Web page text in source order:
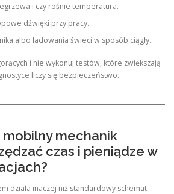
i czy rośnie temperatura.
dźwięki przy pracy.
albo ładowania świeci w sposób ciągły.
i nie wykonuj testów, które zwiększają
liczy się bezpieczeństwo.
mechanik
czas i pieniądze w
działa inaczej niż standardowy schemat